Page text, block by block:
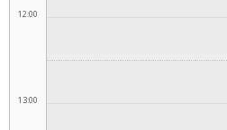
12:00
13:00